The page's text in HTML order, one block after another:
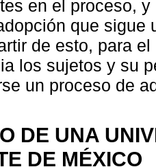
en el proceso,
que sigue
de esto, para
los sujetos y su
un proceso de
DE UNA
DE MÉXICO